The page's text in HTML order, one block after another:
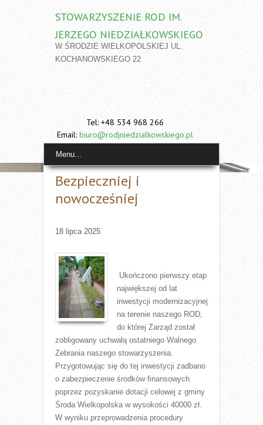
STOWARZYSZENIE ROD IM.
JERZEGO NIEDZIAŁKOWSKIEGO
W ŚRODZIE WIELKOPOLSKIEJ UL.
KOCHANOWSKIEGO 22
Tel: +48 534 968 266
Email: biuro@rodjniedzialkowskiego.pl
Menu...
Bezpieczniej i
nowocześniej
18 lipca 2025
Ukończono pierwszy etap
największej od lat
inwestycji modernizacyjnej
na terenie naszego ROD,
do której Zarząd został
zobligowany uchwałą ostatniego Walnego
Zebrania naszego stowarzyszenia.
Przygotowując się do tej inwestycji zadbano
o zabezpieczenie środków finansowych
poprzez pozyskanie dotacji celowej z gminy
Środa Wielkopolska w wysokości 40000 zł.
W wyniku przeprowadzenia procedury